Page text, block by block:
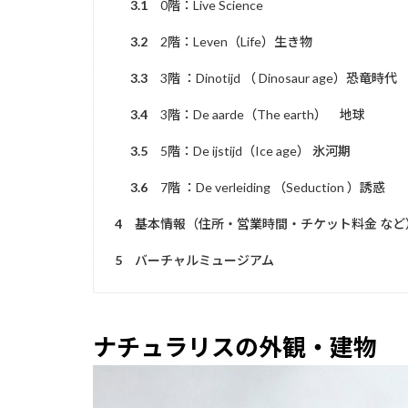
3.1 0階：Live Science
3.2 2階：Leven（Life）生き物
3.3 3階 ：Dinotijd （ Dinosaur age）恐竜時代
3.4 3階：De aarde（The earth） 地球
3.5 5階：De ijstijd（Ice age） 氷河期
3.6 7階 ：De verleiding （Seduction ）誘惑
4 基本情報（住所・営業時間・チケット料金 など
5 バーチャルミュージアム
ナチュラリスの外観・建物